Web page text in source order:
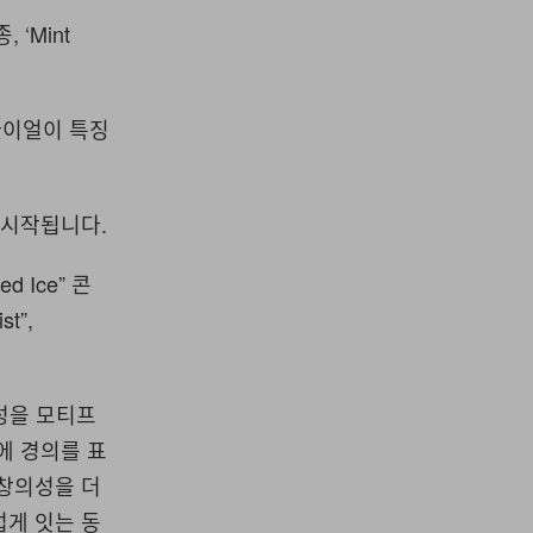
, ‘Mint
얼이 특징
작됩니다.
Ice” 콘
을 모티프
경의를 표
의성을 더
게 잇는 동